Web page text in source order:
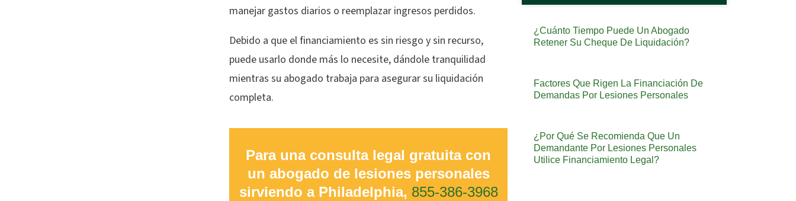
manejar gastos diarios o reemplazar ingresos perdidos.
Debido a que el financiamiento es sin riesgo y sin recurso,
puede usarlo donde más lo necesite, dándole tranquilidad
mientras su abogado trabaja para asegurar su liquidación
completa.
Para una consulta legal gratuita con
un abogado de lesiones personales
sirviendo a Philadelphia, 855-386-3968
¿Cuánto Tiempo Puede Un Abogado
Retener Su Cheque De Liquidación?
Factores Que Rigen La Financiación De
Demandas Por Lesiones Personales
¿Por Qué Se Recomienda Que Un
Demandante Por Lesiones Personales
Utilice Financiamiento Legal?